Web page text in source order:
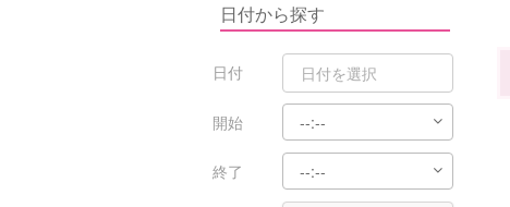
日付から探す
日付
開始
終了